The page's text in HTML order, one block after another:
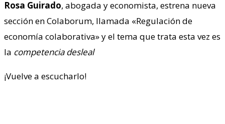
Rosa Guirado, abogada y economista, estrena nueva
sección en Colaborum, llamada «Regulación de
economía colaborativa» y el tema que trata esta vez es
la competencia desleal
¡Vuelve a escucharlo!